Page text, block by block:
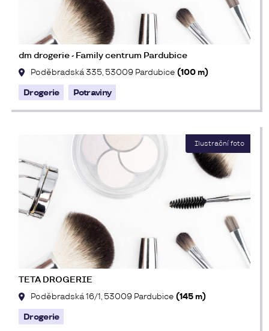
dm drogerie - Family centrum Pardubice
Poděbradská 335, 53009 Pardubice (100 m)
Drogerie Potraviny
TETA DROGERIE
Poděbradská 16/1, 53009 Pardubice (145 m)
Drogerie